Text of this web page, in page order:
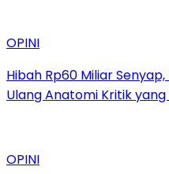
OPINI
Hibah Rp60 Miliar
Ulang Anatomi Kritik
OPINI